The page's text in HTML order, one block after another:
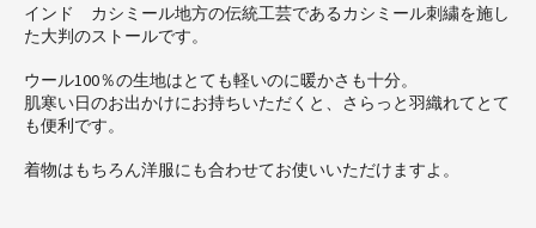
インド カシミール地方の伝統工芸であるカシミール刺繍を施し
た大判のストールです。
ウール100％の生地はとても軽いのに暖かさも十分。
肌寒い日のお出かけにお持ちいただくと、さらっと羽織れてとて
も便利です。
着物はもちろん洋服にも合わせてお使いいただけますよ。